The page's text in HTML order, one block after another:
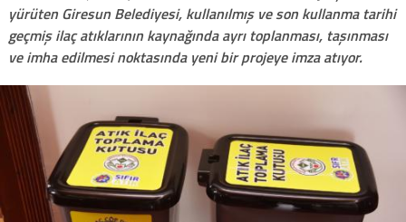
yürüten Giresun Belediyesi, kullanılmış ve son kullanma tarihi
geçmiş ilaç atıklarının kaynağında ayrı toplanması, taşınması
ve imha edilmesi noktasında yeni bir projeye imza atıyor.